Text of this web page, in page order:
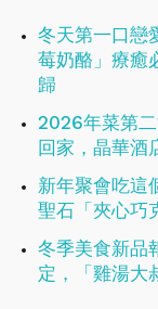
冬天第一口戀
莓奶酪」療癒
歸
2026年菜第
回家，晶華酒
新年聚會吃這
聖石「夾心巧
冬季美食新品
定，「雞湯大